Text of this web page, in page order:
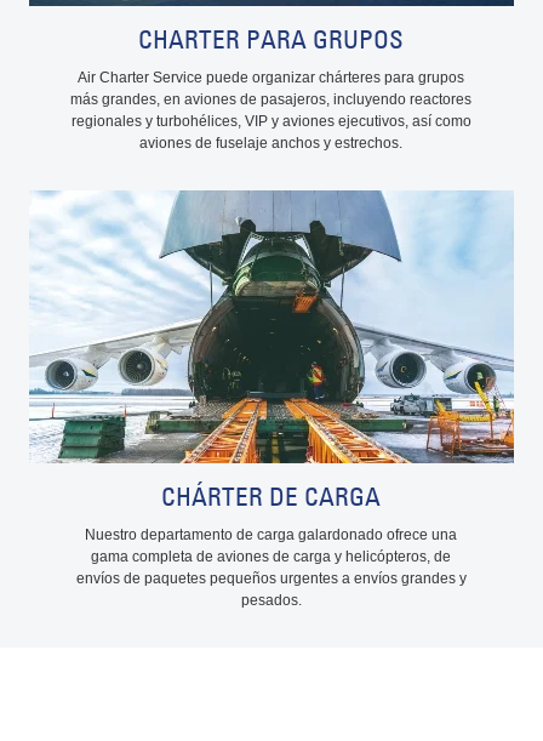
CHARTER PARA GRUPOS
Air Charter Service puede organizar chárteres para grupos
más grandes, en aviones de pasajeros, incluyendo reactores
regionales y turbohélices, VIP y aviones ejecutivos, así como
aviones de fuselaje anchos y estrechos.
CHÁRTER DE CARGA
Nuestro departamento de carga galardonado ofrece una
gama completa de aviones de carga y helicópteros, de
envíos de paquetes pequeños urgentes a envíos grandes y
pesados.